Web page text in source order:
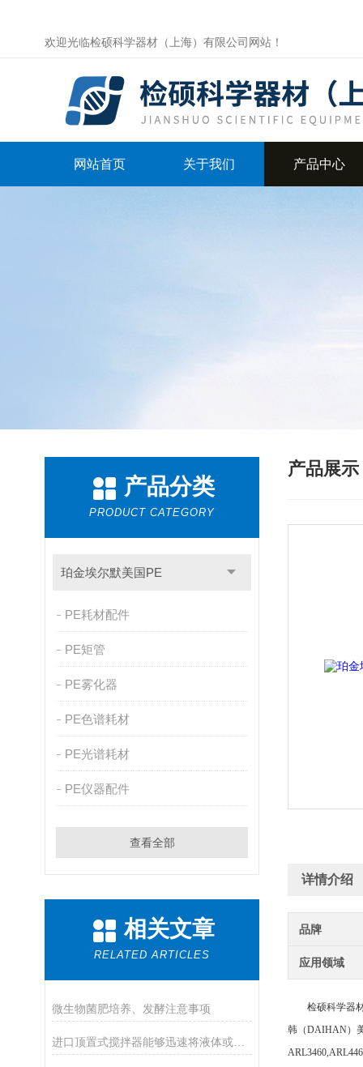
欢迎光临检硕科学器材（上海）有限公司网站！
网站首页 关于我们 产品中心
产品分类
PRODUCT CATEGORY
珀金埃尔默美国PE
PE耗材配件
PE矩管
PE雾化器
PE色谱耗材
PE光谱耗材
PE仪器配件
查看全部
相关文章
RELATED ARTICLES
微生物菌肥培养、发酵注意事项
进口顶置式搅拌器能够迅速将液体或固体物质搅拌均匀
产品展示
详情介绍
品牌
应用领域
检硕科学器材
韩（DAIHAN）